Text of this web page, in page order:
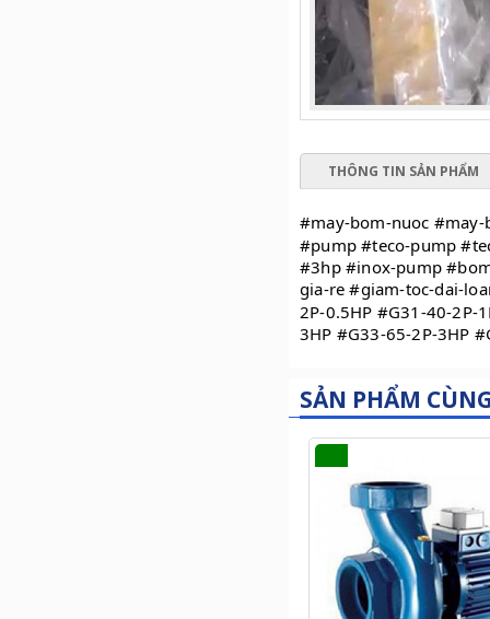
THÔNG TIN SẢN PHẨM
#may-bom-nuoc #may-
#pump #teco-pump
#3hp #inox-pump
gia-re #giam-toc-dai-
2P-0.5HP #G31-40-2P-
3HP #G33-65-2P-3HP
SẢN PHẨM